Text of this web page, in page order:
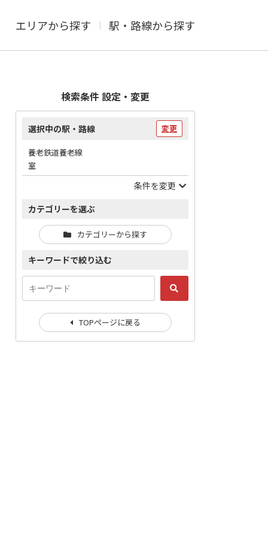
エリアから探す 駅・路線から探す
検索条件 設定・変更
選択中の駅・路線 変更
養老鉄道養老線
室
条件を変更
カテゴリーを選ぶ
カテゴリーから探す
キーワードで絞り込む
TOPページに戻る